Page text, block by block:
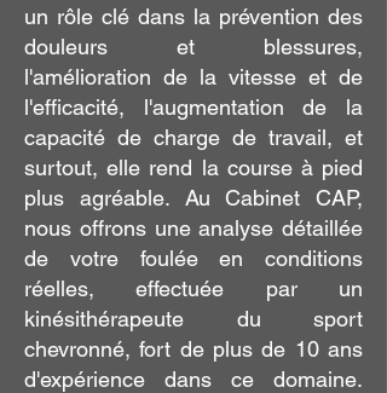
un rôle clé dans la prévention des
douleurs et blessures,
l'amélioration de la vitesse et de
l'efficacité, l'augmentation de la
capacité de charge de travail, et
surtout, elle rend la course à pied
plus agréable. Au Cabinet CAP,
nous offrons une analyse détaillée
de votre foulée en conditions
réelles, effectuée par un
kinésithérapeute du sport
chevronné, fort de plus de 10 ans
d'expérience dans ce domaine.